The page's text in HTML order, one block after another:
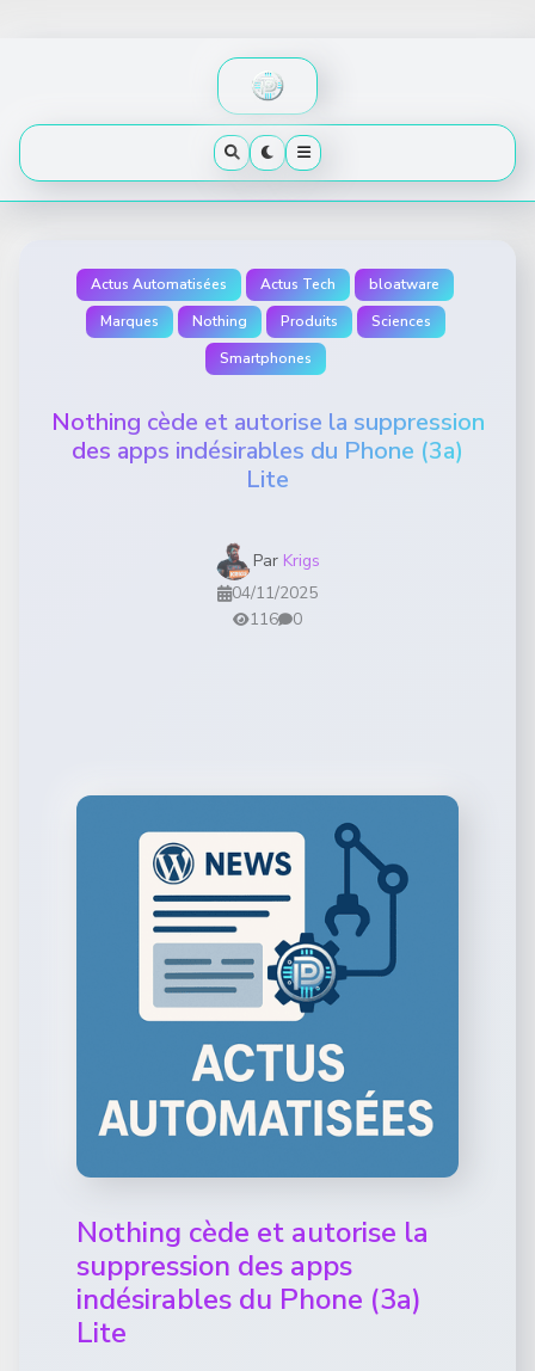
Actus Automatisées Actus Tech
bloatware
Marques
Nothing Produits
Sciences
Smartphones
Nothing cède et autorise la suppression
des apps indésirables du Phone (3a)
Lite
Par Krigs
04/11/2025
116
0
Nothing cède et autorise la
suppression des apps
indésirables du Phone (3a)
Lite